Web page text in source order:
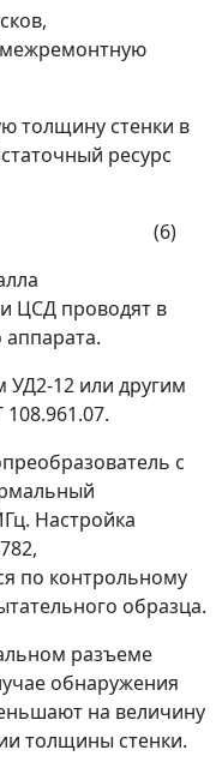
толщину стенки в
ресурс
ЦСД проводят в
12 или другим
с
Настройка
по контрольному
образца.
разъеме
обнаружения
на величину
толщины стенки.